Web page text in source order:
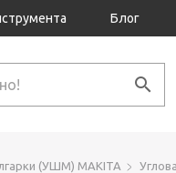
Блог
(УШМ) MAKITA